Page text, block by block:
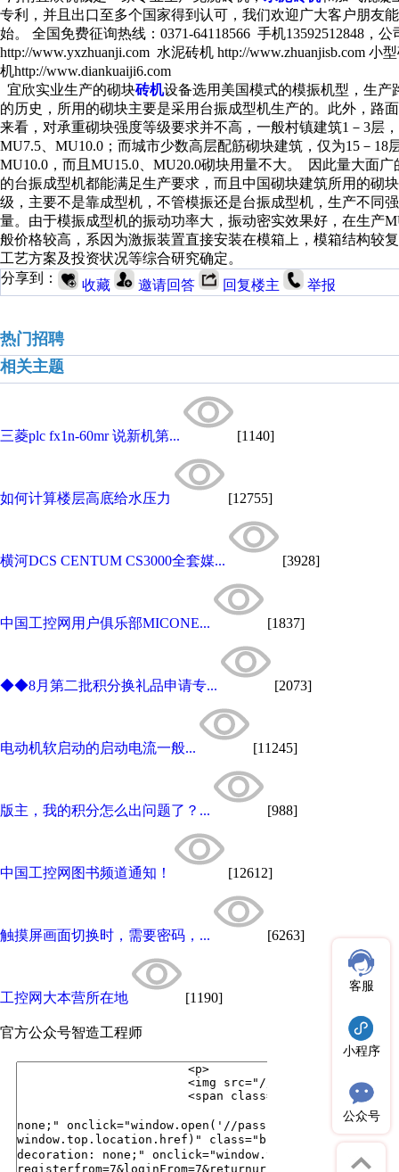
专利，并且出口至多个国家得到认可，我们欢迎广大客户朋友
始。 全国免费征询热线：0371-64118566 手机13592512848，
http://www.yxzhuanji.com 水泥砖机 http://www.zhuanjisb.com
机http://www.diankuaiji6.com
宜欣实业生产的砌块砖机设备选用美国模式的模振机型，生
的历史，所用的砌块主要是采用台振成型机生产的。此外，路
来看，对承重砌块强度等级要求并不高，一般村镇建筑1－3层
MU7.5、MU10.0；而城市少数高层配筋砌块建筑，仅为15－
MU10.0，而且MU15.0、MU20.0砌块用量不大。 因此量大面
的台振成型机都能满足生产要求，而且中国砌块建筑所用的砌
级，主要不是靠成型机，不管模振还是台振成型机，生产不同
量。由于模振成型机的振动功率大，振动密实效果好，在生产
般价格较高，系因为激振装置直接安装在模箱上，模箱结构较
工艺方案及投资状况等综合研究确定。
分享到：
收藏 邀请回答 回复楼主 举报
热门招聘
相关主题
三菱plc fx1n-60mr 说新机第... [1140]
如何计算楼层高底给水压力 [12755]
横河DCS CENTUM CS3000全套媒... [3928]
中国工控网用户俱乐部MICONE... [1837]
◆◆8月第二批积分换礼品申请专... [2073]
电动机软启动的启动电流一般... [11245]
版主，我的积分怎么出问题了？... [988]
中国工控网图书频道通知！ [12612]
触摸屏画面切换时，需要密码，... [6263]
工控网大本营所在地 [1190]
官方公众号智造工程师
客服
小程序
公众号